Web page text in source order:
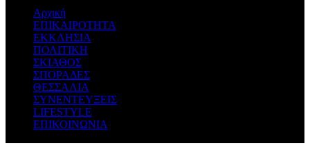
Αρχική
ΕΠΙΚΑΙΡΟΤΗΤΑ
ΕΚΚΛΗΣΙΑ
ΠΟΛΙΤΙΚΗ
ΣΚΙΑΘΟΣ
ΣΠΟΡΑΔΕΣ
ΘΕΣΣΑΛΙΑ
ΣΥΝΕΝΤΕΥΞΕΙΣ
LIFESTYLE
ΕΠΙΚΟΙΝΩΝΙΑ